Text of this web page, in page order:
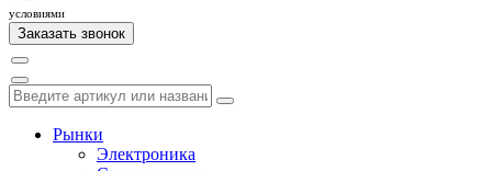
условиями
Рынки
Электроника